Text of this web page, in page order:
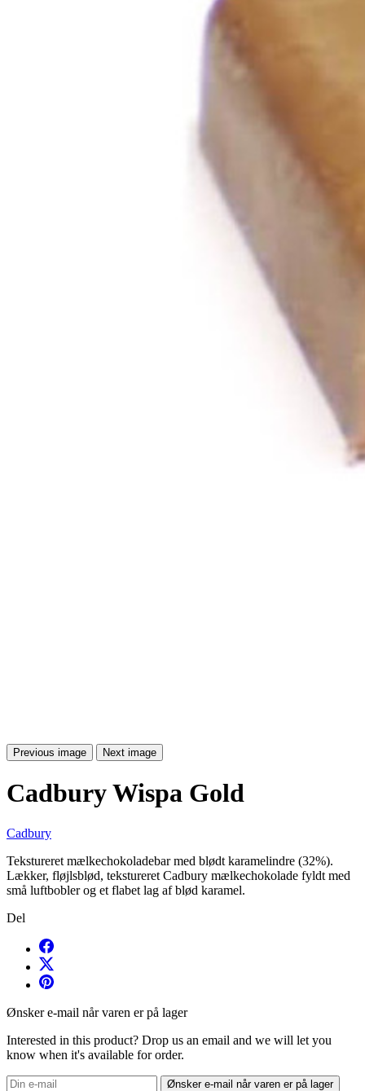
Previous image Next image
Cadbury Wispa Gold
Cadbury
Tekstureret mælkechokoladebar med blødt karamelindre (32%).
Lækker, fløjlsblød, tekstureret Cadbury mælkechokolade fyldt med
små luftbobler og et flabet lag af blød karamel.
Del
Ønsker e-mail når varen er på lager
Interested in this product? Drop us an email and we will let you
know when it's available for order.
Ønsker e-mail når varen er på lager